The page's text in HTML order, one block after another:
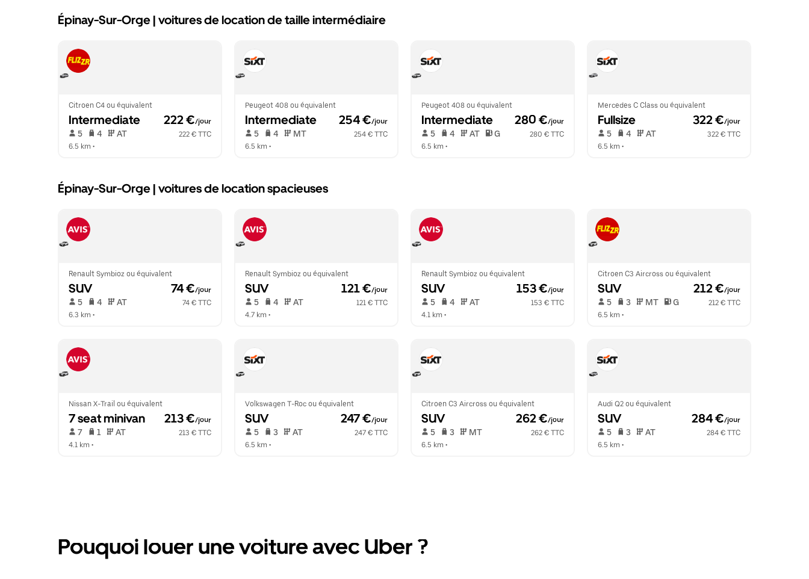
Épinay-Sur-Orge | voitures de location de taille intermédiaire
Citroen C4 ou équivalent
Intermediate 222 €/jour
5 4 AT
222 € TTC
6.5 km •
Peugeot 408 ou équivalent
Intermediate 254 €/jour
5 4 MT
254 € TTC
6.5 km •
Peugeot 408 ou équivalent
Intermediate 280 €/jour
5 4 AT G
280 € TTC
6.5 km •
Mercedes C Class ou équivalent
Fullsize 322 €/jour
5 4 AT
322 € TTC
6.5 km •
Épinay-Sur-Orge | voitures de location spacieuses
Renault Symbioz ou équivalent
SUV 74 €/jour
5 4 AT
74 € TTC
6.3 km •
Renault Symbioz ou équivalent
SUV 121 €/jour
5 4 AT
121 € TTC
4.7 km •
Renault Symbioz ou équivalent
SUV 153 €/jour
5 4 AT
153 € TTC
4.1 km •
Citroen C3 Aircross ou équivalent
SUV 212 €/jour
5 3 MT G
212 € TTC
6.5 km •
Nissan X-Trail ou équivalent
7 seat minivan 213 €/jour
7 1 AT
213 € TTC
4.1 km •
Volkswagen T-Roc ou équivalent
SUV 247 €/jour
5 3 AT
247 € TTC
6.5 km •
Citroen C3 Aircross ou équivalent
SUV 262 €/jour
5 3 MT
262 € TTC
6.5 km •
Audi Q2 ou équivalent
SUV 284 €/jour
5 3 AT
284 € TTC
6.5 km •
Pouquoi louer une voiture avec Uber ?